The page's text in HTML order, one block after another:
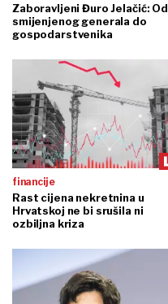
Zaboravljeni Đuro Jelačić: Od
smijenjenog generala do
gospodarstvenika
financije
Rast cijena nekretnina u
Hrvatskoj ne bi srušila ni
ozbiljna kriza